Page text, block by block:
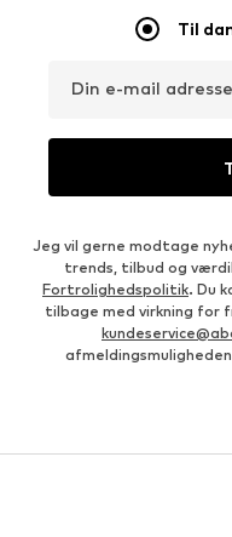
Til
Din e-mail adresse
Jeg vil gerne modtage
trends, tilbud og
Fortrolighedspolitik. Du
tilbage med virkning for